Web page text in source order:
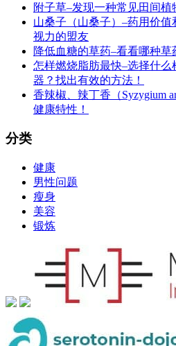
附子草–发现一种常见田间植
山桑子（山桑子）–药用价
视力的盟友
降低血糖的草药–看看哪种草
怎样燃烧脂肪最快–选择什
器？找出有效的方法！
香辣椒、辣丁香（Syzygium
健康特性！
分类
健康
男性问题
瘦身
美容
锻炼